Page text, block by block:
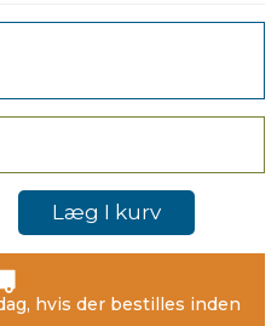
Læg I kurv
hvis der bestilles inden